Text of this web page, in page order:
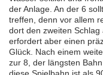
der Anlage. An der 6
treffen, denn vor allem
dort den zweiten Schlag
erfordert aber einen
Glück. Nach einem
zur 8, der längsten